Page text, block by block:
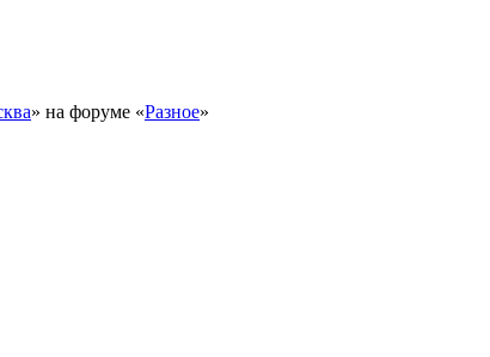
» на форуме «Разное»